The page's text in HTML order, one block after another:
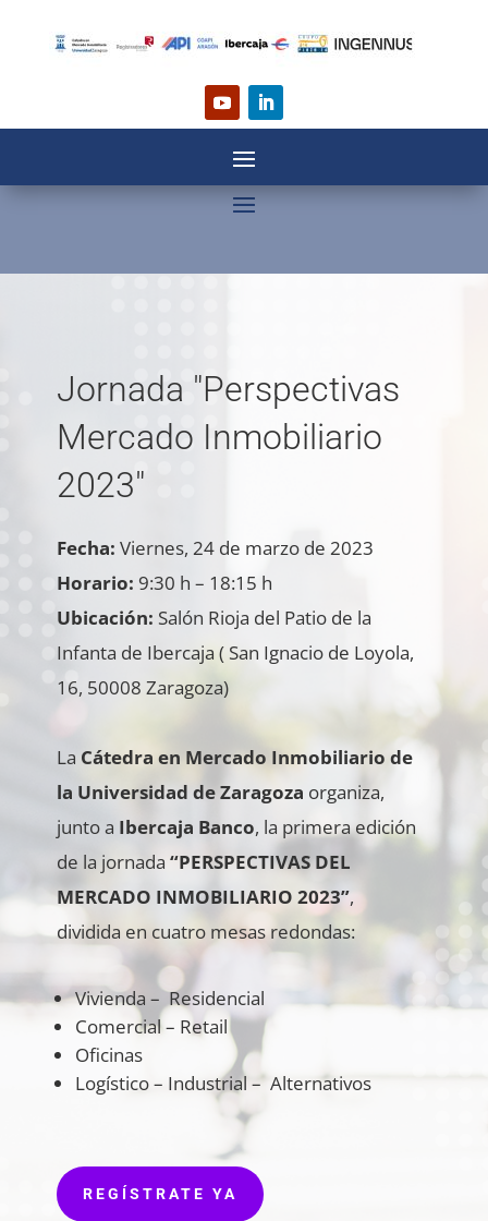
Jornada "Perspectivas
Mercado Inmobiliario
2023"
Fecha: Viernes, 24 de marzo de 2023
Horario: 9:30 h – 18:15 h
Ubicación: Salón Rioja del Patio de la
Infanta de Ibercaja ( San Ignacio de Loyola,
16, 50008 Zaragoza)
La Cátedra en Mercado Inmobiliario de
la Universidad de Zaragoza organiza,
junto a Ibercaja Banco, la primera edición
de la jornada “PERSPECTIVAS DEL
MERCADO INMOBILIARIO 2023”,
dividida en cuatro mesas redondas:
Vivienda – Residencial
Comercial – Retail
Oficinas
Logístico – Industrial – Alternativos
REGÍSTRATE YA